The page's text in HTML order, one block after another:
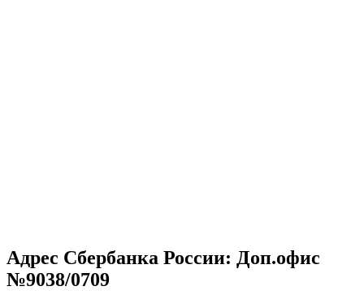
Адрес Сбербанка России: Доп.офис
№9038/0709